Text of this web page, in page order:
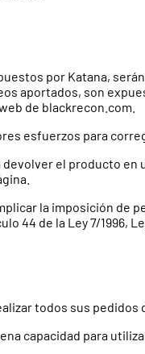
por Katana,
aportados, son
de blackrecon.com.
esfuerzos para
el producto
la imposición de
44 de la Ley 7/1996,
todos sus
capacidad para